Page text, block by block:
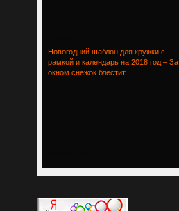
Новогодний шаблон для кружки с
рамкой и календарь на 2018 год – За
окном снежок блестит